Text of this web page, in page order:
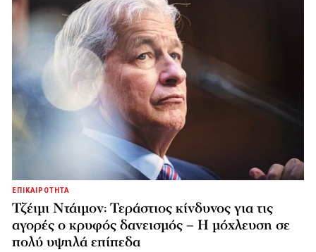
ΕΠΙΚΑΙΡΟΤΗΤΑ
Τζέιμι Ντάιμον: Τεράστιος κίνδυνος για τις
αγορές ο κρυφός δανεισμός – Η μόχλευση σε
πολύ υψηλά επίπεδα